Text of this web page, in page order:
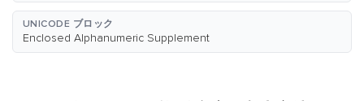
UNICODE ブロック
Enclosed Alphanumeric Supplement